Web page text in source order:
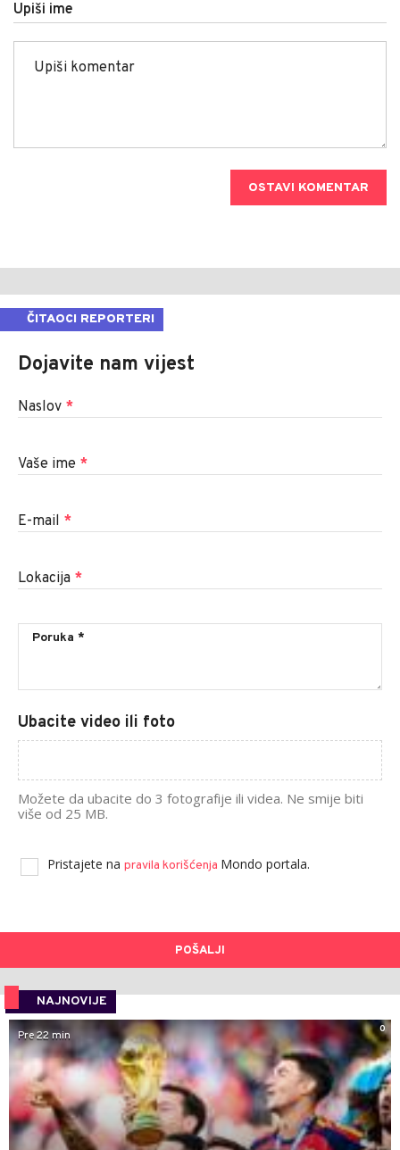
Upiši ime
OSTAVI KOMENTAR
ČITAOCI REPORTERI
Dojavite nam vijest
Naslov *
Vaše ime *
E-mail *
Lokacija *
Ubacite video ili foto
Možete da ubacite do 3 fotografije ili videa. Ne smije biti
više od 25 MB.
Pristajete na pravila korišćenja Mondo portala.
POŠALJI
NAJNOVIJE
0
Pre 22 min